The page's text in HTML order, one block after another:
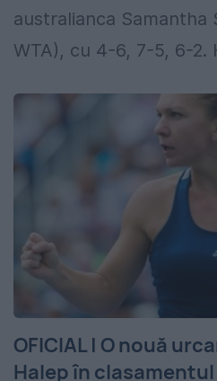
australianca Samantha
WTA), cu 4-6, 7-5, 6-2.
OFICIAL | O nouă
Halep în